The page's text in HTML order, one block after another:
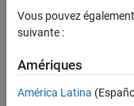
and
Vous pouvez
suivante :
Amériques
América Latina